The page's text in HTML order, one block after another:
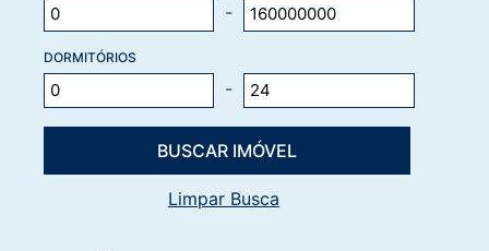
-
DORMITÓRIOS
-
Limpar Busca